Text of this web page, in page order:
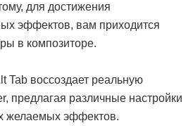
для достижения
эффектов, вам приходится
в композиторе.
Tab воссоздает реальную
предлагая различные настройки
желаемых эффектов.